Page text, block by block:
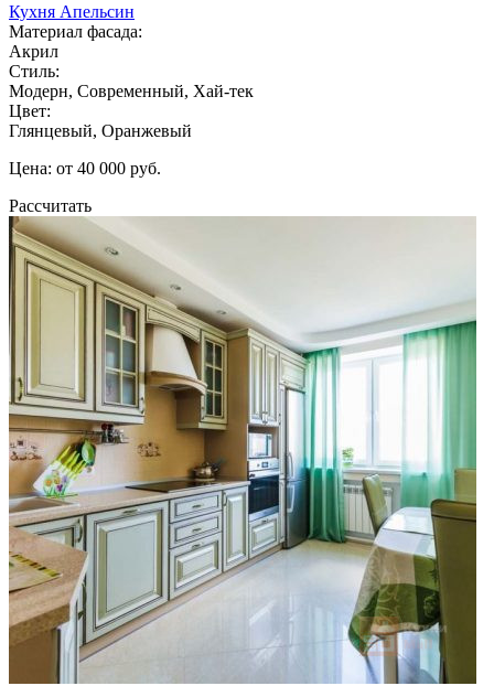
Кухня Апельсин
Материал фасада:
Акрил
Стиль:
Модерн, Современный, Хай-тек
Цвет:
Глянцевый, Оранжевый
Цена: от 40 000 руб.
Рассчитать